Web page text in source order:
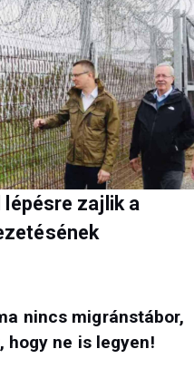
lépésre zajlik a
nincs migránstábor,
ne is legyen!